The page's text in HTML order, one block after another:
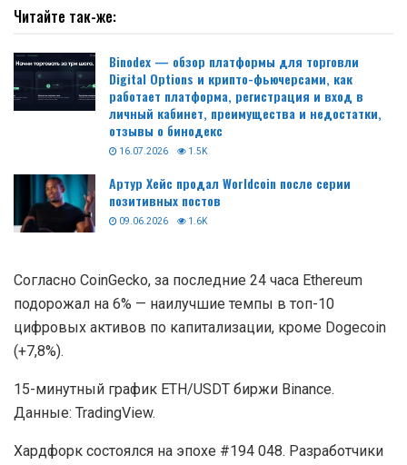
Читайте так-же:
Binodex — обзор платформы для торговли
Digital Options и крипто-фьючерсами, как
работает платформа, регистрация и вход в
личный кабинет, преимущества и недостатки,
отзывы о бинодекс
16.07.2026 1.5K
Артур Хейс продал Worldcoin после серии
позитивных постов
09.06.2026 1.6K
Согласно CoinGecko, за последние 24 часа Ethereum
подорожал на 6% — наилучшие темпы в топ-10
цифровых активов по капитализации, кроме Dogecoin
(+7,8%).
15-минутный график ETH/USDT биржи Binance.
Данные: TradingView.
Хардфорк состоялся на эпохе #194 048. Разработчики